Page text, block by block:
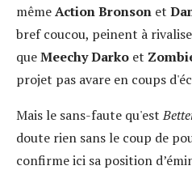
mêmeAction Bronson et
bref coucou, peinent à
queMeechy Darko et
projet pas avare en coups
Mais le sans-faute qu'est
doute rien sans le coup de
confirme ici sa position